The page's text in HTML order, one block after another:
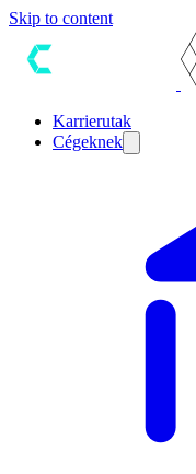
Skip to content
Karrierutak
Cégeknek